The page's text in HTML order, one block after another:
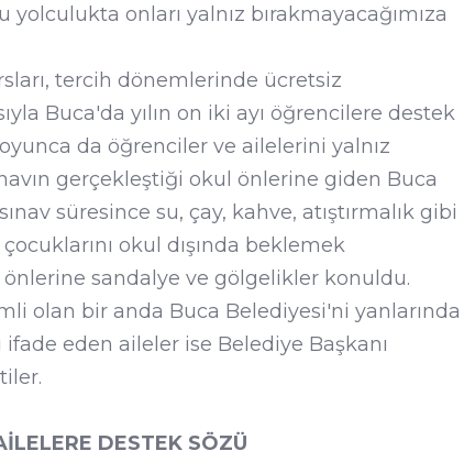
onları yalnız bırakmayacağımıza
tercih dönemlerinde ücretsiz
Buca'da yılın on iki ayı öğrencilere destek
da öğrenciler ve ailelerini yalnız
gerçekleştiği okul önlerine giden Buca
süresince su, çay, kahve, atıştırmalık gibi
okul dışında beklemek
sandalye ve gölgelikler konuldu.
olan bir anda Buca Belediyesi'ni yanlarında
eden aileler ise Belediye Başkanı
DESTEK SÖZÜ